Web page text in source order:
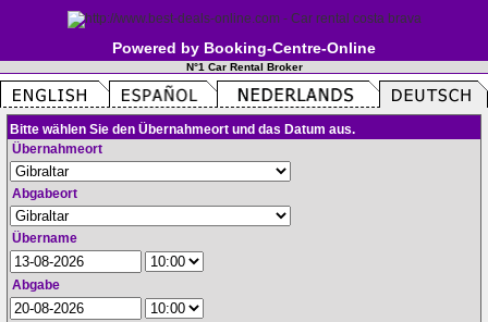
Powered by Booking-Centre-Online
N°1 Car Rental Broker
Bitte wählen Sie den Übernahmeort und das Datum aus.
Übernahmeort
Abgabeort
Übername
Abgabe